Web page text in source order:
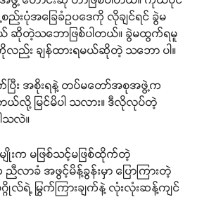
ဖွဲ့စည်းပုံအခြေခံဥပဒေကို လိုချင်ရင် ခွဲမ
တဲ့သဘောဖြစ်ပါတယ်။ ခွဲမထွက်ရမူ
လည်း ချန်ထားရမယ်ဆိုတဲ့ သဘော ပါ။
က်ပြီး အစိုးရနဲ့ တပ်မတော်အစုအဖွဲ့က
လို့ မြင်မိပါ သလား။ ဒီလိုလုပ်တဲ့
သလဲ။
ျိုးက မဖြစ်သင့်မဖြစ်ထိုက်တဲ့
ညီလာခံ အဖွင့်မိန့်ခွန်းမှာ ပြောကြားတဲ့
လ်ရဲ့ မြွက်ကြားချက်နဲ့ လုံးလုံးဆန့်ကျင်